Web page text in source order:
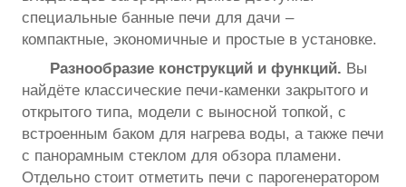
специальные банные печи для дачи –
компактные, экономичные и простые в установке.
Разнообразие конструкций и функций. Вы
найдёте классические печи-каменки закрытого и
открытого типа, модели с выносной топкой, с
встроенным баком для нагрева воды, а также печи
с панорамным стеклом для обзора пламени.
Отдельно стоит отметить печи с парогенератором